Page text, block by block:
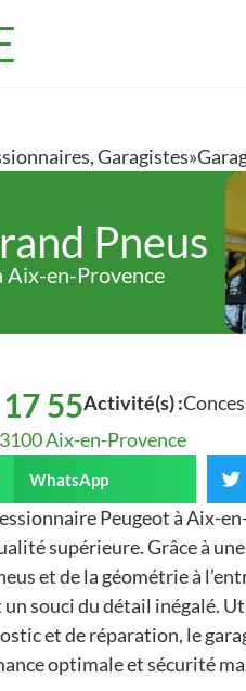
,Garagistes»
Pneus
Aix-en-Provence
55Activité(s) :
Aix-en-Provence
WhatsApp
Peugeot à Aix-
supérieure. Grâce à
et de la géométrie à
souci du détail inégalé.
et de réparation, le
optimale et sécurité